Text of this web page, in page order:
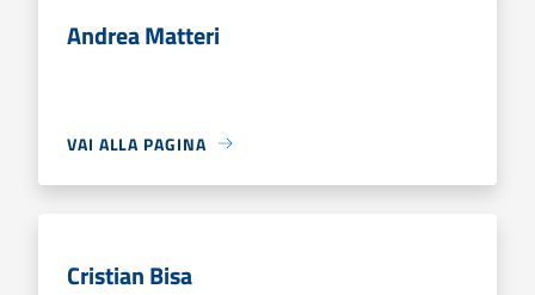
Andrea Matteri
VAI ALLA PAGINA
Cristian Bisa